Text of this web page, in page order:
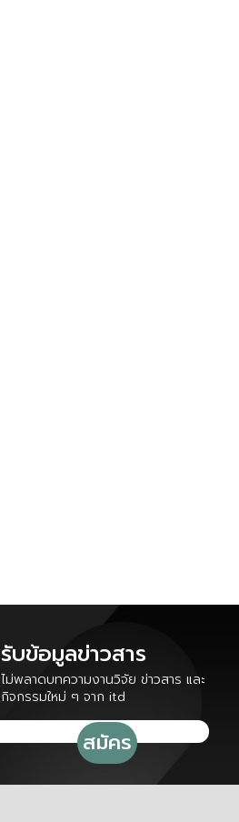
รับข้อมูลข่าวสาร
ไม่พลาดบทความงานวิจัย ข่าวสาร และ
กิจกรรมใหม่ ๆ จาก itd